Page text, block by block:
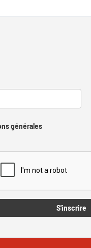
générales
S'inscrire